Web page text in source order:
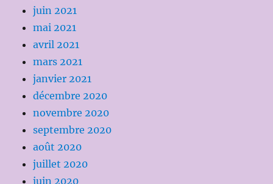
juin 2021
mai 2021
avril 2021
mars 2021
janvier 2021
décembre 2020
novembre 2020
septembre 2020
août 2020
juillet 2020
juin 2020